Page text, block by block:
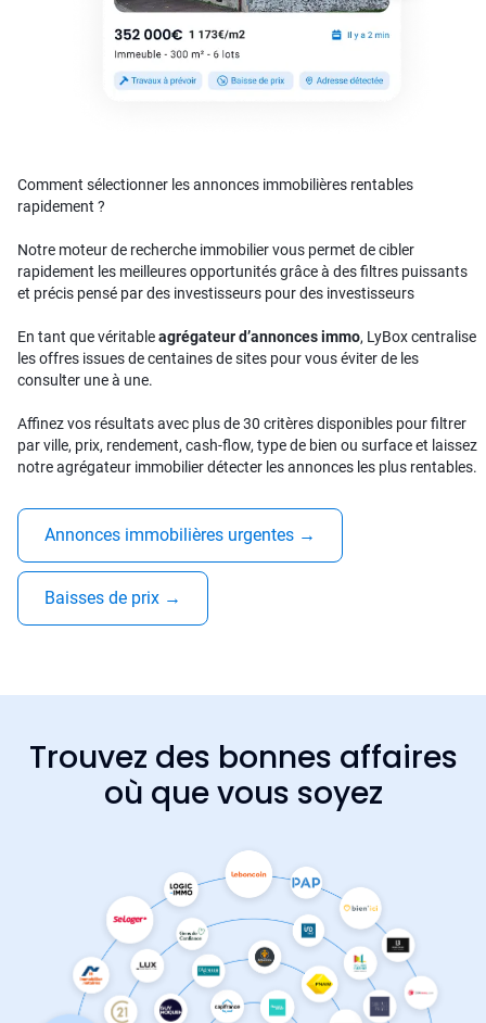
Comment sélectionner les annonces immobilières rentables
rapidement ?
Notre moteur de recherche immobilier vous permet de cibler
rapidement les meilleures opportunités grâce à des filtres puissants
et précis pensé par des investisseurs pour des investisseurs
En tant que véritableagrégateur d’annonces immo, LyBox centralise
les offres issues de centaines de sites pour vous éviter de les
consulter une à une.
Affinez vos résultats avec plus de 30 critères disponibles pour filtrer
par ville, prix, rendement, cash-flow, type de bien ou surface et laissez
notre agrégateur immobilier détecter les annonces les plus rentables.
Annonces immobilières urgentes →
Baisses de prix →
Trouvez des bonnes affaires
où que vous soyez